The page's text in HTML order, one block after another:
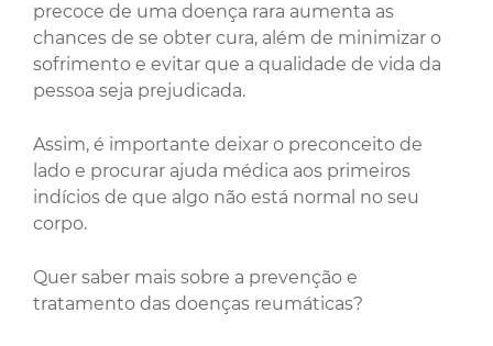
precoce de uma doença rara aumenta as
chances de se obter cura, além de minimizar o
sofrimento e evitar que a qualidade de vida da
pessoa seja prejudicada.
Assim, é importante deixar o preconceito de
lado e procurar ajuda médica aos primeiros
indícios de que algo não está normal no seu
corpo.
Quer saber mais sobre a prevenção e
tratamento das doenças reumáticas?